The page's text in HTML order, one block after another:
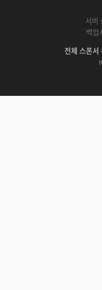
서버
백업
전체 스폰서